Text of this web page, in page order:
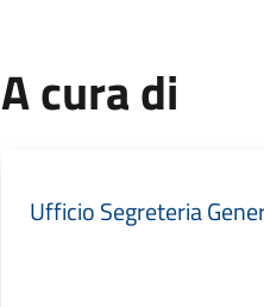
A cura di
Ufficio Segreteria